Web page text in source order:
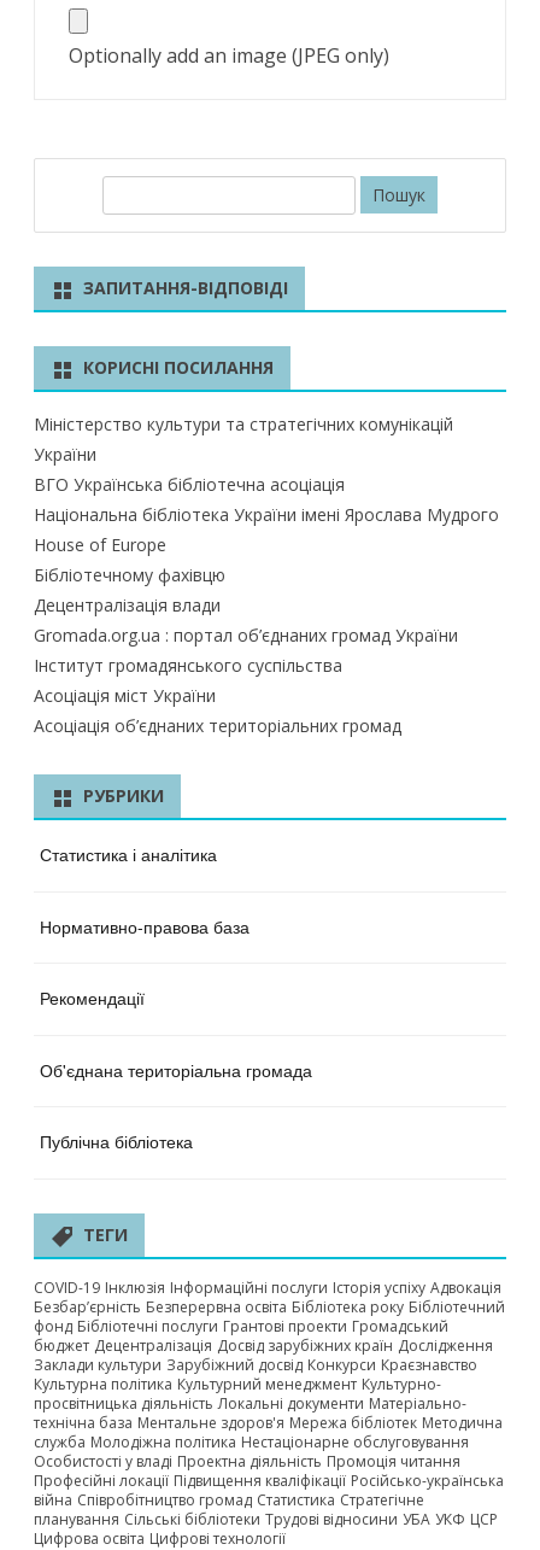
Optionally add an image (JPEG only)
к
ЗАПИТАННЯ-ВІДПОВІДІ
КОРИСНІ ПОСИЛАННЯ
Міністерство культури та стратегічних комунікацій
України
ВГО Українська бібліотечна асоціація
Національна бібліотека України імені Ярослава Мудрого
House of Europe
Бібліотечному фахівцю
Децентралізація влади
Gromada.org.ua : портал об’єднаних громад України
Інститут громадянського суспільства
Асоціація міст України
Асоціація об’єднаних територіальних громад
РУБРИКИ
Статистика і аналітика
Нормативно-правова база
Рекомендації
Об'єднана територіальна громада
Публічна бібліотека
ТЕГИ
COVID-19 Інклюзія Інформаційні послуги Історія успіху Адвокація
Безбар’єрність Безперервна освіта Бібліотека року Бібліотечний
фонд Бібліотечні послуги Грантові проекти Громадський
бюджет Децентралізація Досвід зарубіжних країн Дослідження
Заклади культури Зарубіжний досвід Конкурси Краєзнавство
Культурна політика Культурний менеджмент Культурно-
просвітницька діяльність Локальні документи Матеріально-
технічна база Ментальне здоров'я Мережа бібліотек Методична
служба Молодіжна політика Нестаціонарне обслуговування
Особистості у владі Проектна діяльність Промоція читання
Професійні локації Підвищення кваліфікації Російсько-українська
війна Співробітництво громад Статистика Стратегічне
планування Сільські бібліотеки Трудові відносини УБА УКФ ЦСР
Цифрова освіта Цифрові технології